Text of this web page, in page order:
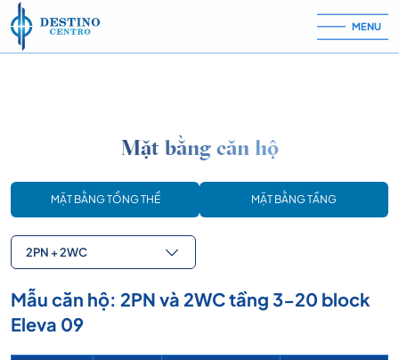
Skip to content
MENU
Mặt bằng căn hộ
MẶT BẰNG TỔNG THỂ MẶT BẰNG TẦNG
2PN + 2WC
Mẫu căn hộ: 2PN và 2WC tầng 3-20 block
Eleva 09